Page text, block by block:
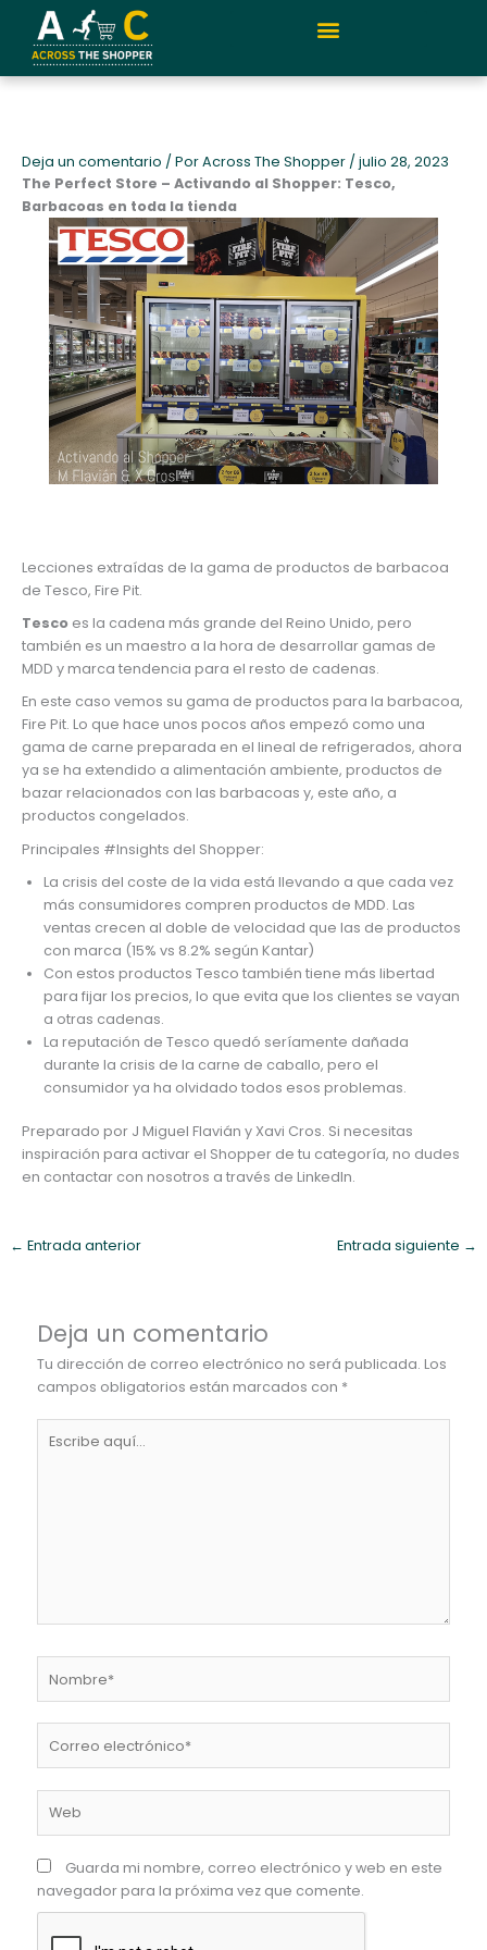
contenido
Deja un comentario / PorAcross The Shopper / julio 28, 2023
The Perfect Store – Activando al Shopper: Tesco,
Barbacoas en toda la tienda
Lecciones extraídas de la gama de productos de barbacoa
de Tesco, Fire Pit.
Tescoes la cadena más grande del Reino Unido, pero
también es un maestro a la hora de desarrollar gamas de
MDD y marca tendencia para el resto de cadenas.
En este caso vemos su gama de productos para la barbacoa,
Fire Pit. Lo que hace unos pocos años empezó como una
gama de carne preparada en el lineal de refrigerados, ahora
ya se ha extendido a alimentación ambiente, productos de
bazar relacionados con las barbacoas y, este año, a
productos congelados.
Principales #Insights del Shopper:
La crisis del coste de la vida está llevando a que cada vez
más consumidores compren productos de MDD. Las
ventas crecen al doble de velocidad que las de productos
con marca (15% vs 8.2% según Kantar)
Con estos productos Tesco también tiene más libertad
para fijar los precios, lo que evita que los clientes se vayan
a otras cadenas.
La reputación de Tesco quedó seríamente dañada
durante la crisis de la carne de caballo, pero el
consumidor ya ha olvidado todos esos problemas.
Preparado por J Miguel Flavián y Xavi Cros. Si necesitas
inspiración para activar el Shopper de tu categoría, no dudes
en contactar con nosotros a través de LinkedIn.
← Entrada anterior Entrada siguiente →
Deja un comentario
Tu dirección de correo electrónico no será publicada. Los
campos obligatorios están marcados con *
aquí...
electrónico*
Guarda mi nombre, correo electrónico y web en este
navegador para la próxima vez que comente.